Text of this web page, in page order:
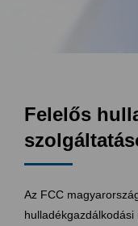
Felelős
Az FCC